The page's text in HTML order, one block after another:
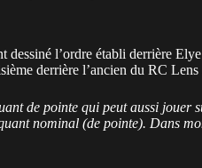
dessiné l’ordre établi derrière
derrière l’ancien du RC Lens
de pointe qui peut aussi jouer
nominal (de pointe). Dans